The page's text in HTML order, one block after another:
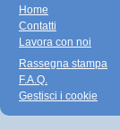
Home
Contatti
Lavora con noi
Rassegna stampa
F.A.Q.
Gestisci i cookie